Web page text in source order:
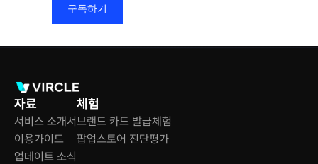
자료
서비스 소개서
이용가이드
업데이트 소식
체험
브랜드 카드 발급체험
팝업스토어 진단평가